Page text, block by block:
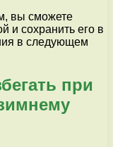
вы сможете
и сохранить его в
в следующем
при